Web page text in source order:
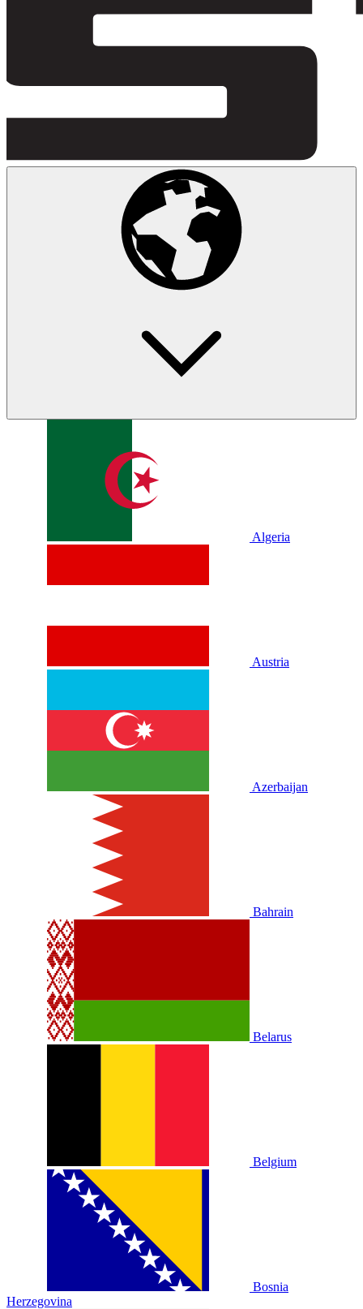
Algeria
Austria
Azerbaijan
Bahrain
Belarus
Belgium
Bosnia
Herzegovina